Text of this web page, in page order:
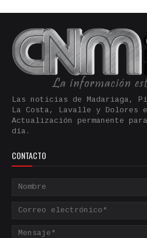
Las noticias de Madariaga,
La Costa, Lavalle y Dolores
Actualización permanente
día.
CONTACTO